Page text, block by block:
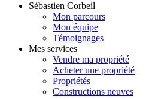
Sébastien Corbeil
Mon parcours
Mon équipe
Témoignages
Mes services
Vendre ma propriété
Acheter une propriété
Propriétés
Constructions neuves